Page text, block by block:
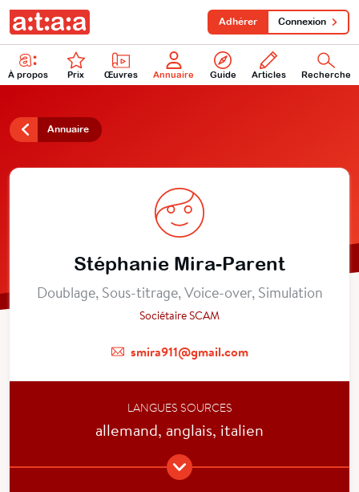
À propos Prix Œuvres Annuaire Guide Articles Recherche
Adhérer Connexion
Annuaire
Stéphanie Mira-Parent
Doublage, Sous-titrage, Voice-over, Simulation
Sociétaire SCAM
smira911@gmail.com
LANGUES SOURCES
allemand, anglais, italien